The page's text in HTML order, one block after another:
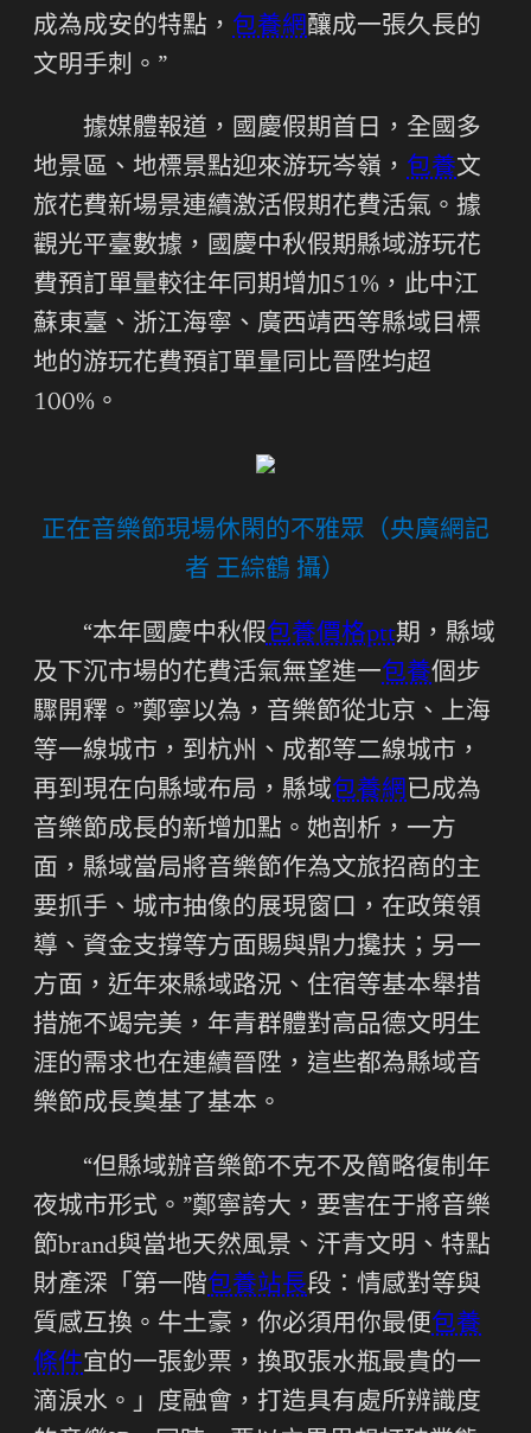
成為成安的特點， 包養網釀成一張久長的
文明手刺。”
據媒體報道，國慶假期首日，全國多
地景區、地標景點迎來游玩岑嶺， 包養文
旅花費新場景連續激活假期花費活氣。據
觀光平臺數據，國慶中秋假期縣域游玩花
費預訂單量較往年同期增加51%，此中江
蘇東臺、浙江海寧、廣西靖西等縣域目標
地的游玩花費預訂單量同比晉陞均超
100%。
正在音樂節現場休閑的不雅眾（央廣網記
者 王綜鶴 攝）
“本年國慶中秋假包養價格ptt期，縣域
及下沉市場的花費活氣無望進一包養個步
驟開釋。”鄭寧以為，音樂節從北京、上海
等一線城市，到杭州、成都等二線城市，
再到現在向縣域布局，縣域包養網已成為
音樂節成長的新增加點。她剖析，一方
面，縣域當局將音樂節作為文旅招商的主
要抓手、城市抽像的展現窗口，在政策領
導、資金支撐等方面賜與鼎力攙扶；另一
方面，近年來縣域路況、住宿等基本舉措
措施不竭完美，年青群體對高品德文明生
涯的需求也在連續晉陞，這些都為縣域音
樂節成長奠基了基本。
“但縣域辦音樂節不克不及簡略復制年
夜城市形式。”鄭寧誇大，要害在于將音樂
節brand與當地天然風景、汗青文明、特點
財產深「第一階包養站長段：情感對等與
質感互換。牛土豪，你必須用你最便包養
條件宜的一張鈔票，換取張水瓶最貴的一
滴淚水。」度融會，打造具有處所辨識度